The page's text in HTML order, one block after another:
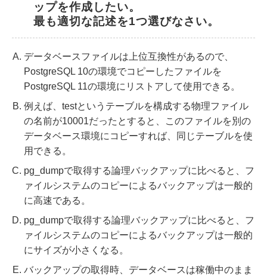
ップを作成したい。
最も適切な記述を1つ選びなさい。
データベースファイルは上位互換性があるので、
PostgreSQL 10の環境でコピーしたファイルを
PostgreSQL 11の環境にリストアして使用できる。
例えば、testというテーブルを構成する物理ファイル
の名前が10001だったとすると、このファイルを別の
データベース環境にコピーすれば、同じテーブルを使
用できる。
pg_dumpで取得する論理バックアップに比べると、フ
ァイルシステムのコピーによるバックアップは一般的
に高速である。
pg_dumpで取得する論理バックアップに比べると、フ
ァイルシステムのコピーによるバックアップは一般的
にサイズが小さくなる。
バックアップの取得時、データベースは稼働中のまま